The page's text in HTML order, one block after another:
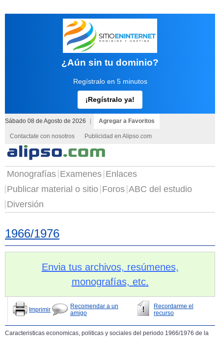
¿Aún sin tu dominio?
Regístralo en 5 minutos
¡Regístralo ya!
Sábado 08 de Agosto de 2026 Agregar a Favoritos
Contactate con nosotros Publicidad en Alipso.com
Monografías Examenes Enlaces
Publicar material o sitio Foros ABC del estudio
Diversión
1966/1976
Envia tus archivos, resúmenes,
monografías, etc.
Imprimir
Recomendar a un
amigo
Recordarme el
recurso
Caracteristicas economicas, politicas y sociales del periodo 1966/1976 de la